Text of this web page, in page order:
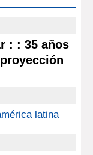
: : 35 años
latina